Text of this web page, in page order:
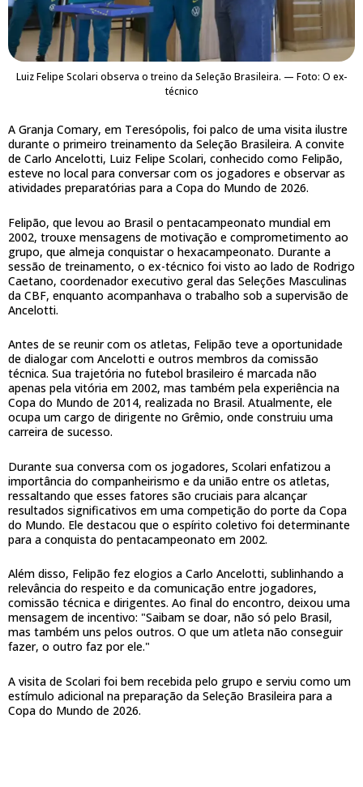
Luiz Felipe Scolari observa o treino da Seleção Brasileira. — Foto: O ex-
técnico
A Granja Comary, em Teresópolis, foi palco de uma visita ilustre
durante o primeiro treinamento da Seleção Brasileira. A convite
de Carlo Ancelotti, Luiz Felipe Scolari, conhecido como Felipão,
esteve no local para conversar com os jogadores e observar as
atividades preparatórias para a Copa do Mundo de 2026.
Felipão, que levou ao Brasil o pentacampeonato mundial em
2002, trouxe mensagens de motivação e comprometimento ao
grupo, que almeja conquistar o hexacampeonato. Durante a
sessão de treinamento, o ex-técnico foi visto ao lado de Rodrigo
Caetano, coordenador executivo geral das Seleções Masculinas
da CBF, enquanto acompanhava o trabalho sob a supervisão de
Ancelotti.
Antes de se reunir com os atletas, Felipão teve a oportunidade
de dialogar com Ancelotti e outros membros da comissão
técnica. Sua trajetória no futebol brasileiro é marcada não
apenas pela vitória em 2002, mas também pela experiência na
Copa do Mundo de 2014, realizada no Brasil. Atualmente, ele
ocupa um cargo de dirigente no Grêmio, onde construiu uma
carreira de sucesso.
Durante sua conversa com os jogadores, Scolari enfatizou a
importância do companheirismo e da união entre os atletas,
ressaltando que esses fatores são cruciais para alcançar
resultados significativos em uma competição do porte da Copa
do Mundo. Ele destacou que o espírito coletivo foi determinante
para a conquista do pentacampeonato em 2002.
Além disso, Felipão fez elogios a Carlo Ancelotti, sublinhando a
relevância do respeito e da comunicação entre jogadores,
comissão técnica e dirigentes. Ao final do encontro, deixou uma
mensagem de incentivo: "Saibam se doar, não só pelo Brasil,
mas também uns pelos outros. O que um atleta não conseguir
fazer, o outro faz por ele."
A visita de Scolari foi bem recebida pelo grupo e serviu como um
estímulo adicional na preparação da Seleção Brasileira para a
Copa do Mundo de 2026.